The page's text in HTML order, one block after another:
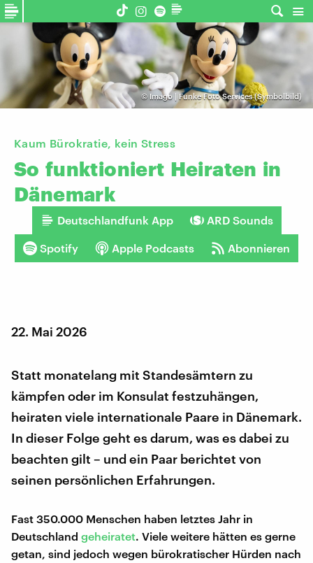
© Imago | Funke Foto Services (Symbolbild)
Kaum Bürokratie, kein Stress
So funktioniert Heiraten in
Dänemark
Deutschlandfunk App ARD Sounds
Spotify Apple Podcasts Abonnieren
22. Mai 2026
Statt monatelang mit Standesämtern zu
kämpfen oder im Konsulat festzuhängen,
heiraten viele internationale Paare in Dänemark.
In dieser Folge geht es darum, was es dabei zu
beachten gilt – und ein Paar berichtet von
seinen persönlichen Erfahrungen.
Fast 350.000 Menschen haben letztes Jahr in
Deutschland geheiratet. Viele weitere hätten es gerne
getan, sind jedoch wegen bürokratischer Hürden nach